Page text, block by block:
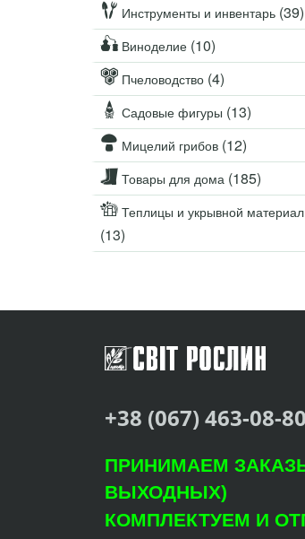
Луковичные и клубни
Инструменты и инвентарь (39)
Виноделие (10)
Пчеловодство (4)
Садовые фигуры (13)
Мицелий грибов (12)
Товары для дома (185)
Теплицы и укрывной материал
(13)
+38 (067) 463-08-80
ПРИНИМАЕМ
ВЫХОДНЫХ)
КОМПЛЕКТУЕМ И